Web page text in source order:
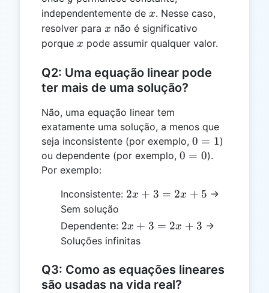
independentemente de x
x. Nesse caso,
resolver para x
x não é significativo
porque x
x pode assumir qualquer valor.
Q2: Uma equação linear pode
ter mais de uma solução?
Não, uma equação linear tem
exatamente uma solução, a menos que
seja inconsistente (por exemplo, 0
=
0 = 1)
ou dependente (por exemplo, 0
0 = 0).
Por exemplo:
Inconsistente: 2x
3
=
2x
5
2x + 3 = 2x + 5 →
Sem solução
Dependente: 2x
+
=
2x
2x + 3 = 2x + 3 →
Soluções infinitas
Q3: Como as equações lineares
são usadas na vida real?